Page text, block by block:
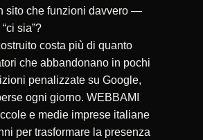
sito che funzioni davvero —
sia”?
costa più di quanto
che abbandonano in pochi
penalizzate su Google,
ogni giorno. WEBBAMI
e medie imprese italiane
per trasformare la presenza